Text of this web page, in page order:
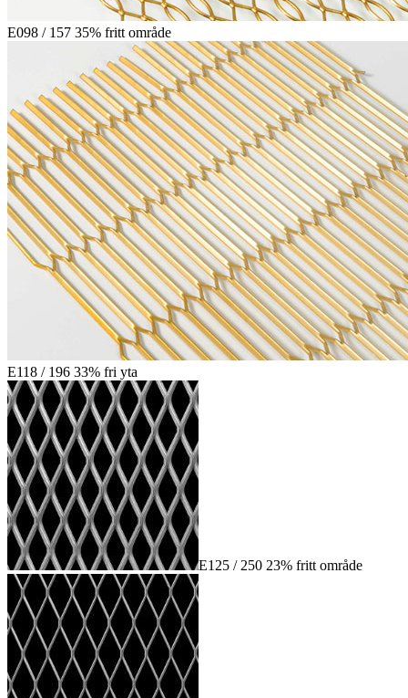
E098 / 157 35% fritt område
E118 / 196 33% fri yta
E125 / 250 23% fritt område